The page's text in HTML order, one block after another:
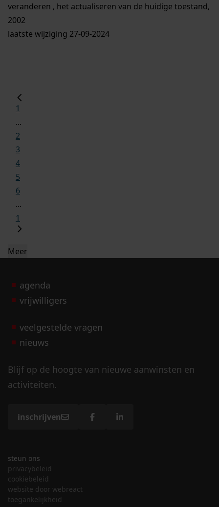
veranderen , het actualiseren van de huidige toestand,
2002
laatste wijziging 27-09-2024
1
...
2
3
4
5
6
...
1
Meer
agenda
vrijwilligers
veelgestelde vragen
nieuws
Blijf op de hoogte van nieuwe aanwinsten en
activiteiten.
inschrijven
steun ons
privacybeleid
cookiebeleid
website door webreact
toegankelijkheid